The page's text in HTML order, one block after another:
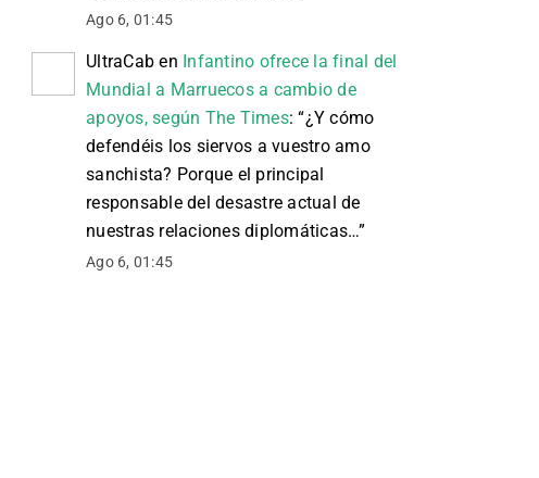
Ago 6, 01:45
UltraCab en Infantino ofrece la final del
Mundial a Marruecos a cambio de
apoyos, según The Times: “¿Y cómo
defendéis los siervos a vuestro amo
sanchista? Porque el principal
responsable del desastre actual de
nuestras relaciones diplomáticas…”
Ago 6, 01:45